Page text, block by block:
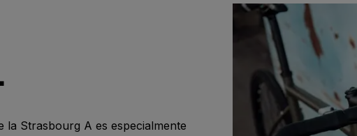
la Strasbourg A es especialmente